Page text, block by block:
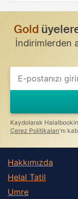
Gold
İndirimlerden
Kaydolarak
Çerez Politikaları'nı
Hakkımızda
Helal Tatil
Umre